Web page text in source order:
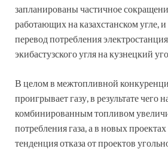
запланированы частичное
работающих на казахстанском угле,
перевод потребления
экибастузского угля на кузнецкий
В целом в межтопливной
проигрывает газу, в результате чего
комбинированным топливом
потребления газа, а в новых
тенденция отказа от проектов